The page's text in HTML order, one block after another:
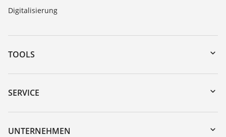
Digitalisierung
TOOLS
Download-Center
Gerätesuche (Seriennummer)
DTM Collection/PACTware
SERVICE
Geräterücksendung
Trainings
UNTERNEHMEN